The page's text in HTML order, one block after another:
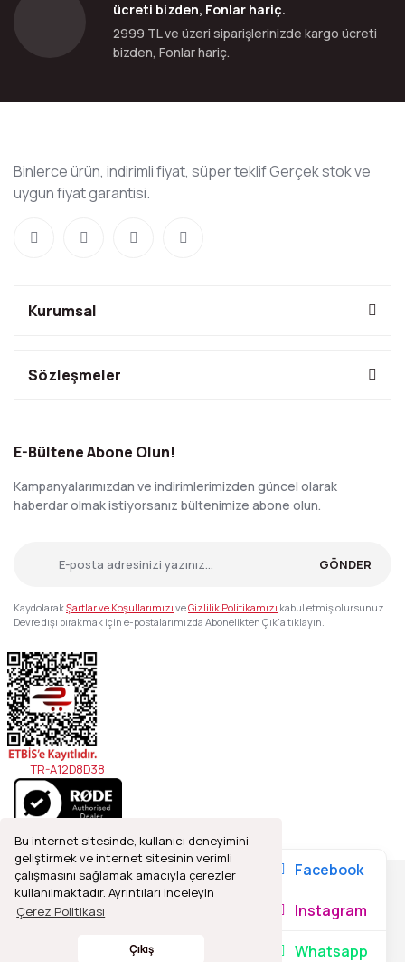
Bu internet sitesinde, kullanıcı deneyimini
geliştirmek ve internet sitesinin verimli
çalışmasını sağlamak amacıyla çerezler
kullanılmaktadır. Ayrıntıları inceleyin
Çerez Politikası
Çıkış
ücreti bizden, Fonlar hariç.
2999 TL ve üzeri siparişlerinizde kargo ücreti
bizden, Fonlar hariç.
Binlerce ürün, indirimli fiyat, süper teklif Gerçek stok ve
uygun fiyat garantisi.
Kurumsal
Sözleşmeler
E-Bültene Abone Olun!
Kampanyalarımızdan ve indirimlerimizden güncel olarak
haberdar olmak istiyorsanız bültenimize abone olun.
GÖNDER
KaydolarakŞartlar ve Koşullarımızı veGizlilik Politikamızı kabul etmiş olursunuz.
Devre dışı bırakmak için e-postalarımızda Abonelikten Çık'a tıklayın.
TR-A12D8D38
2021© Refleks Fotoğrafçılık, Tüm Hakları Saklıdır.
Facebook
Instagram
Whatsapp